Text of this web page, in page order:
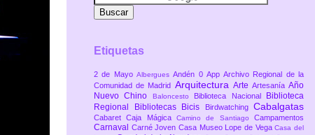
Etiquetas
2 de Mayo AlberguesAndén 0 AppArchivo Regional de la
Comunidad de Madrid Arquitectura Arte ArtesaníaAño
Nuevo Chino
Baloncesto Biblioteca Nacional
Biblioteca
Regional
Bibliotecas Bicis Birdwatching Cabalgatas
CabaretCaja MágicaCamino de SantiagoCampamentos
Carnaval Carné JovenCasa Museo Lope de VegaCasa del